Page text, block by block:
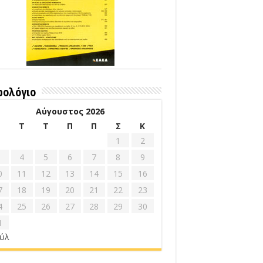
Αύγουστος 2026
Τ Τ Π Π Σ
Κ
1
2
4 5 6 7 8
9
11 12 13 14 15
16
18 19 20 21 22
23
25 26 27 28 29
30